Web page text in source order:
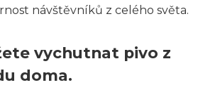
návštěvníků z celého světa.
vychutnat pivo z
doma.